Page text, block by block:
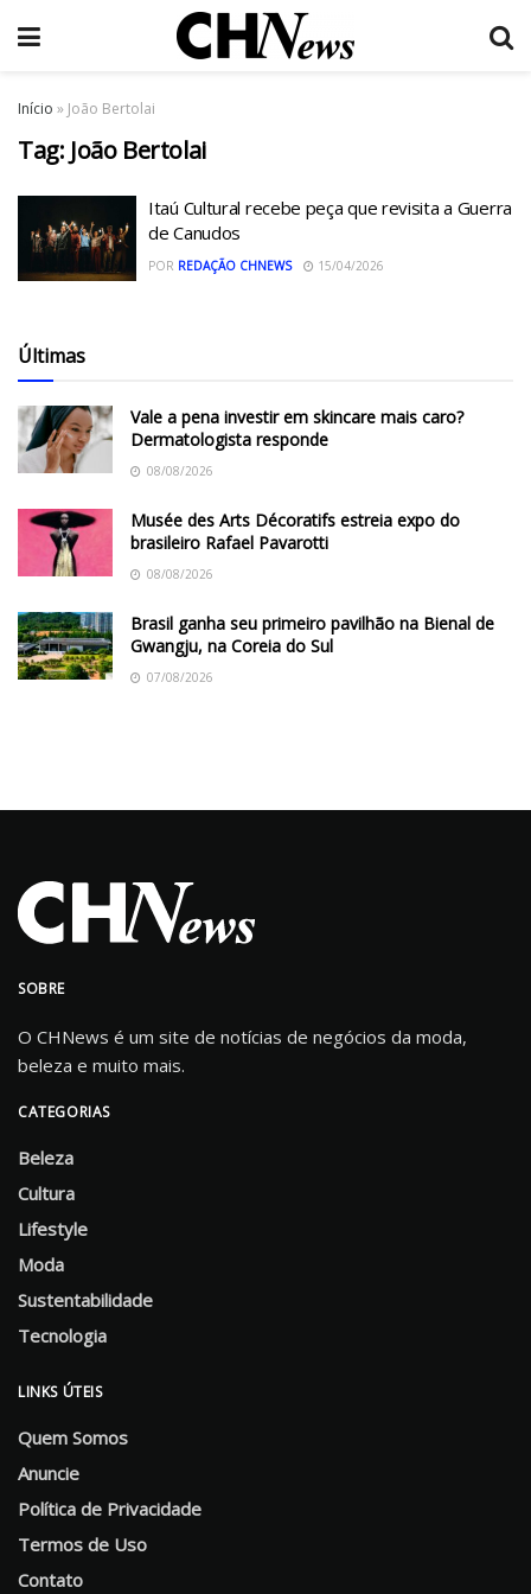
Início » João Bertolai
Tag: João Bertolai
Itaú Cultural recebe peça que revisita a Guerra
de Canudos
POR REDAÇÃO CHNEWS 15/04/2026
Últimas
Vale a pena investir em skincare mais caro?
Dermatologista responde
08/08/2026
Musée des Arts Décoratifs estreia expo do
brasileiro Rafael Pavarotti
08/08/2026
Brasil ganha seu primeiro pavilhão na Bienal de
Gwangju, na Coreia do Sul
07/08/2026
SOBRE
O CHNews é um site de notícias de negócios da moda,
beleza e muito mais.
CATEGORIAS
Beleza
Cultura
Lifestyle
Moda
Sustentabilidade
Tecnologia
LINKS ÚTEIS
Quem Somos
Anuncie
Política de Privacidade
Termos de Uso
Contato